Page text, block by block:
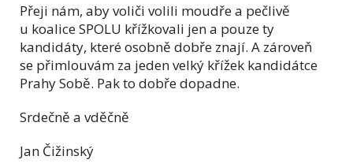
Přeji nám, aby voliči volili moudře a pečlivě
u koalice SPOLU křížkovali jen a pouze ty
kandidáty, které osobně dobře znají. A zároveň
se přimlouvám za jeden velký křížek kandidátce
Prahy Sobě. Pak to dobře dopadne.
Srdečně a vděčně
Jan Čižinský